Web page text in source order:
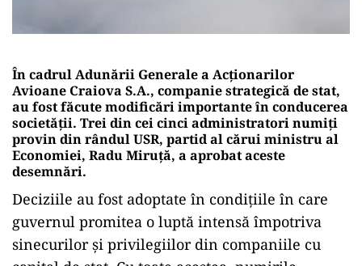
În cadrul Adunării Generale a Acționarilor
Avioane Craiova S.A., companie strategică de stat,
au fost făcute modificări importante în conducerea
societății. Trei din cei cinci administratori numiți
provin din rândul USR, partid al cărui ministru al
Economiei, Radu Miruță, a aprobat aceste
desemnări.
Deciziile au fost adoptate în condițiile în care
guvernul promitea o luptă intensă împotriva
sinecurilor și privilegiilor din companiile cu